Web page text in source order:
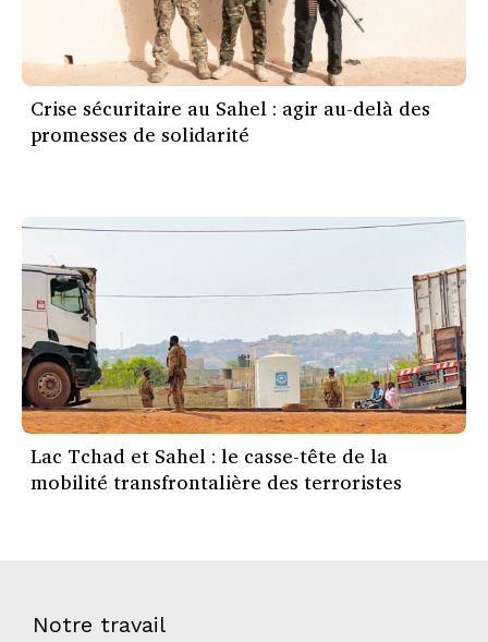
Crise sécuritaire au Sahel : agir au-delà des
promesses de solidarité
Lac Tchad et Sahel : le casse-tête de la
mobilité transfrontalière des terroristes
Notre travail